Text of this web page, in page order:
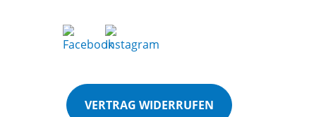
VERTRAG WIDERRUFEN